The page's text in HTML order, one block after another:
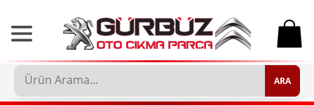
0
ARA